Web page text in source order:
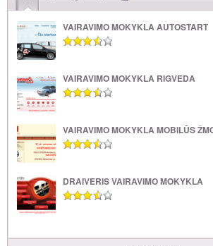
VAIRAVIMO MOKYKLA AUTOSTART
VAIRAVIMO MOKYKLA RIGVEDA
VAIRAVIMO MOKYKLA MOBILŪS
DRAIVERIS VAIRAVIMO MOKYKLA